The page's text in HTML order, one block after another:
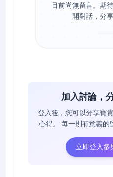
目前尚無留言。期
開對話，分
加入討論，
登入後，您可以分享寶
心得。
每一則有意義的
立即登入參